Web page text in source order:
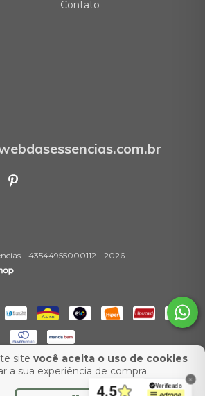
site você aceita o uso de cookies
a sua experiência de compra.
Contato
- 43544955000112 - 2026
Ux Web -Marketing para E-Commerce